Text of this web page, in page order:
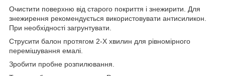
Очистити поверхню від старого покриття і знежирити. Для
знежирення рекомендується використовувати антисиликон.
При необхідності загрунтувати.
Струсити балон протягом 2-Х хвилин для рівномірного
перемішування емалі.
Зробити пробне розпилювання.